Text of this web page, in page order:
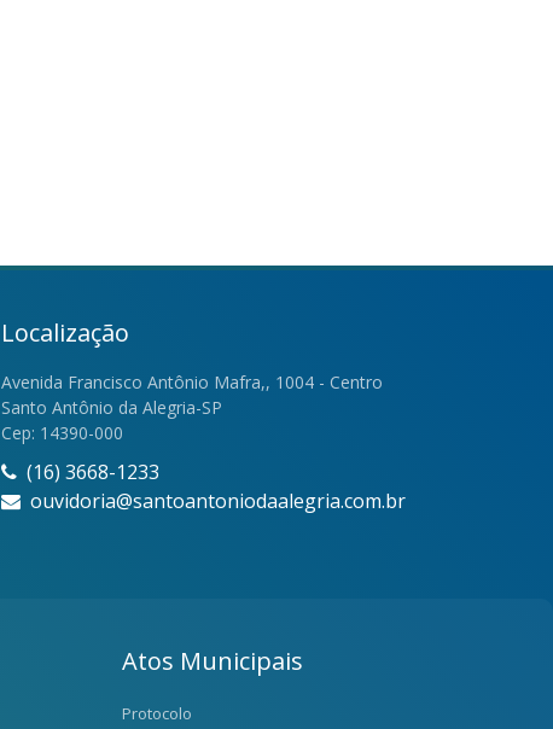
Localização
Avenida Francisco Antônio Mafra,, 1004 - Centro
Santo Antônio da Alegria-SP
Cep: 14390-000
(16) 3668-1233
ouvidoria@santoantoniodaalegria.com.br
Atos Municipais
Protocolo